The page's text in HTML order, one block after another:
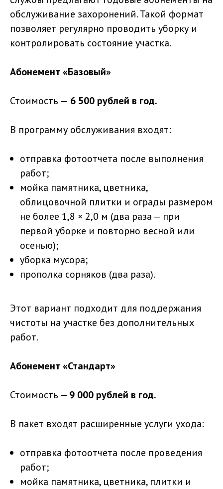
обслуживание захоронений. Такой формат
позволяет регулярно проводить уборку и
контролировать состояние участка.
Абонемент «Базовый»
Стоимость — 6 500 рублей в год.
В программу обслуживания входят:
отправка фотоотчета после выполнения
работ;
мойка памятника, цветника,
облицовочной плитки и ограды размером
не более 1,8 × 2,0 м (два раза — при
первой уборке и повторно весной или
осенью);
уборка мусора;
прополка сорняков (два раза).
Этот вариант подходит для поддержания
чистоты на участке без дополнительных
работ.
Абонемент «Стандарт»
Стоимость — 9 000 рублей в год.
В пакет входят расширенные услуги ухода:
отправка фотоотчета после проведения
работ;
мойка памятника, цветника, плитки и